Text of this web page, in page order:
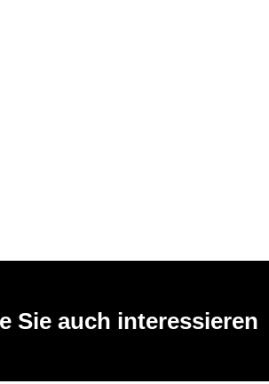
Sie auch interessieren